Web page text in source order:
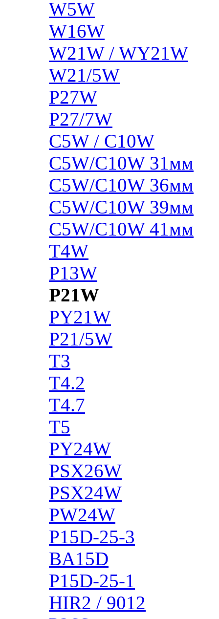
W5W
W16W
W21W / WY21W
W21/5W
P27W
P27/7W
C5W / C10W
C5W/C10W 31мм
C5W/C10W 36мм
C5W/C10W 39мм
C5W/C10W 41мм
T4W
P13W
P21W
PY21W
P21/5W
T3
T4.2
T4.7
T5
PY24W
PSX26W
PSX24W
PW24W
P15D-25-3
BA15D
P15D-25-1
HIR2 / 9012